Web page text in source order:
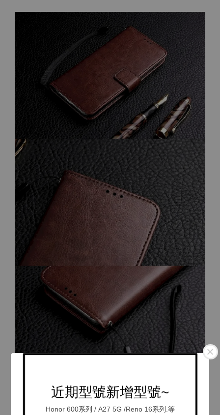
近期型號新增型號~
Honor 600系列 / A27 5G /Reno 16系列.等